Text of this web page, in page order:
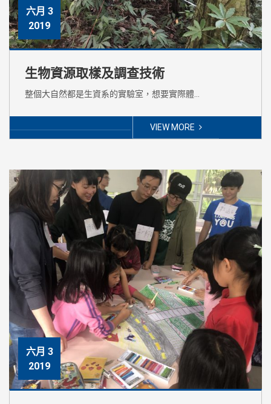
六月 3
2019
生物資源取樣及調查技術
整個大自然都是生資系的實驗室，想要實際體…
VIEW MORE
六月 3
2019